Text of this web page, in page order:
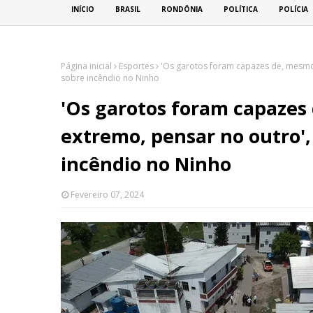
INÍCIO BRASIL RONDÔNIA POLÍTICA POLÍCIA
Página inicial Esportes
'Os garotos foram capazes de,
sobre incêndio no Ninho
'Os garotos foram
extremo, pensar no
incêndio no Ninho
Fevereiro 07, 2024